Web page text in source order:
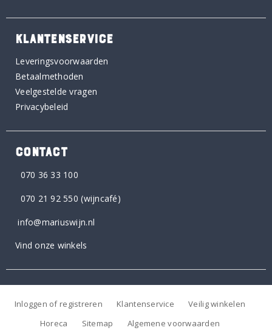
KLANTENSERVICE
Leveringsvoorwaarden
Betaalmethoden
Veelgestelde vragen
Privacybeleid
CONTACT
070 36 33 100
070 21 92 550 (wijncafé)
info@mariuswijn.nl
Vind onze winkels
Inloggen of registreren Klantenservice
Veilig winkelen
Horeca
Sitemap Algemene voorwaarden